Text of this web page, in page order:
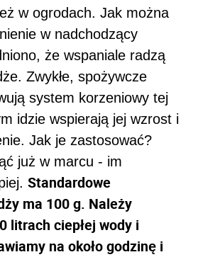
w ogrodach. Jak można
w nadchodzący
że wspaniale radzą
Zwykłe, spożywcze
system korzeniowy tej
idzie wspierają jej wzrost i
Jak je zastosować?
już w marcu - im
Standardowe
ma 100 g. Należy
litrach ciepłej wody i
na około godzinę i